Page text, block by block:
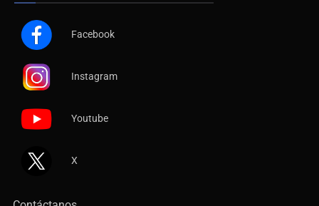
Facebook
Instagram
Youtube
X